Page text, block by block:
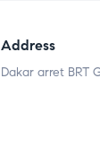
Address
Dakar arret BRT